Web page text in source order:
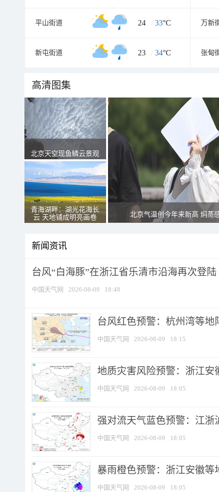
平山街道 24 / 33°C 万新
新屯街道 23 / 34°C 张甸
高清图集
北京天空现鱼鳞云景观
青海湖畔：湖光花海长
云 天地铺成明亮画卷
北京气温创今年来新高 焖蒸
新闻资讯
台风“白海豚”在浙江省乐清市沿海再次登陆
中国天气网 2026-08-09 18:48
台风红色预警：杭州湾等地
中国天气网 2026-08-09 18:15
地质灾害风险预警：浙江安
中国天气网 2026-08-09 18:05
强对流天气蓝色预警：江浙
中国天气网 2026-08-09 18:05
暴雨橙色预警：浙江安徽等
中国天气网 2026-08-09 18:05